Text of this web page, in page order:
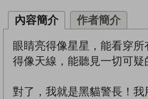
內容簡介 作者簡介
眼睛亮得像星星，能看穿
得像天線，能聽見一切可疑
對了，我就是黑貓警長！